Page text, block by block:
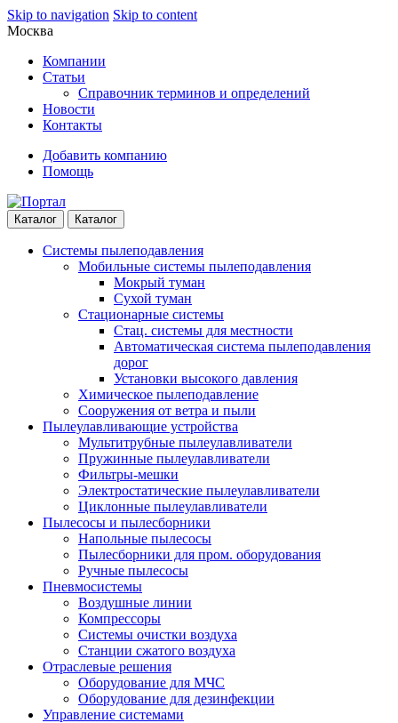
Skip to navigation Skip to content
Москва
Компании
Статьи
Справочник терминов и определений
Новости
Контакты
Добавить компанию
Помощь
Каталог Каталог
Системы пылеподавления
Мобильные системы пылеподавления
Мокрый туман
Сухой туман
Стационарные системы
Стац. системы для местности
Автоматическая система пылеподавления
дорог
Установки высокого давления
Химическое пылеподавление
Сооружения от ветра и пыли
Пылеулавливающие устройства
Мультитрубные пылеулавливатели
Пружинные пылеулавливатели
Фильтры-мешки
Электростатические пылеулавливатели
Циклонные пылеулавливатели
Пылесосы и пылесборники
Напольные пылесосы
Пылесборники для пром. оборудования
Ручные пылесосы
Пневмосистемы
Воздушные линии
Компрессоры
Системы очистки воздуха
Станции сжатого воздуха
Отраслевые решения
Оборудование для МЧС
Оборудование для дезинфекции
Управление системами